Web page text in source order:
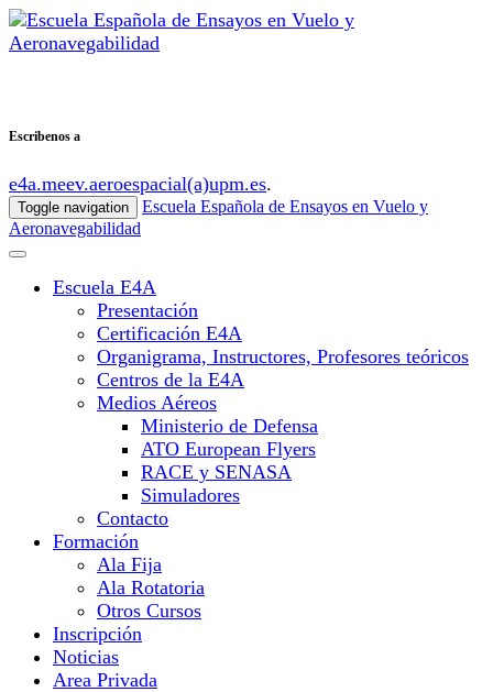
Escribenos a
e4a.meev.aeroespacial(a)upm.es.
Toggle navigation
Escuela Española de Ensayos en Vuelo y
Aeronavegabilidad
Escuela E4A
Presentación
Certificación E4A
Organigrama, Instructores, Profesores teóricos
Centros de la E4A
Medios Aéreos
Ministerio de Defensa
ATO European Flyers
RACE y SENASA
Simuladores
Contacto
Formación
Ala Fija
Ala Rotatoria
Otros Cursos
Inscripción
Noticias
Area Privada